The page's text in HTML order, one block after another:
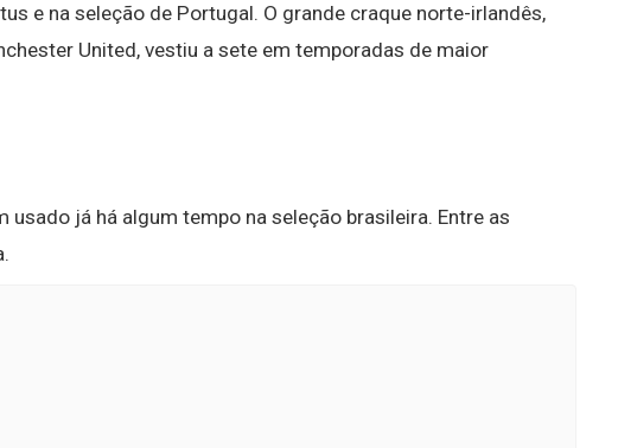
e na seleção de Portugal. O grande craque norte-irlandês,
United, vestiu a sete em temporadas de maior
usado já há algum tempo na seleção brasileira. Entre as